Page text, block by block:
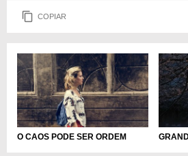
COPIAR
O CAOS PODE SER ORDEM